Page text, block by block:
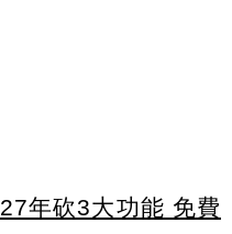
年砍3大功能 免費